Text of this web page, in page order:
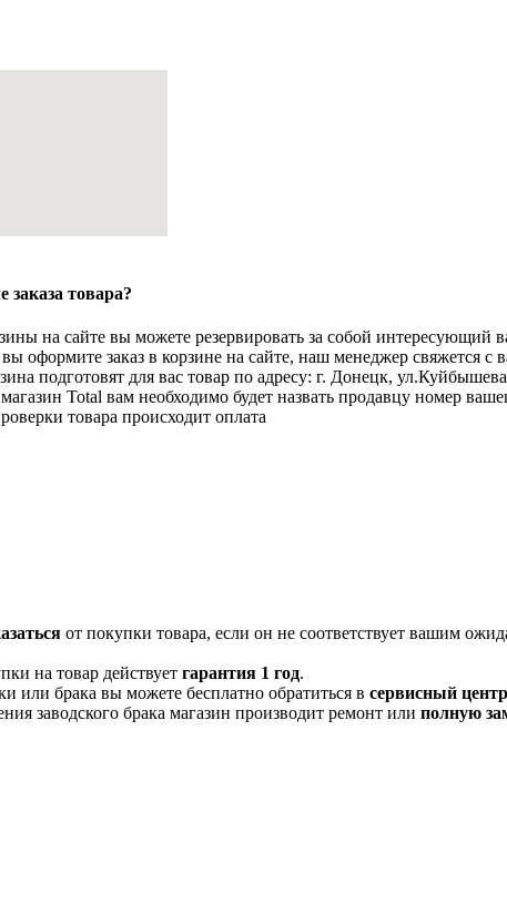
заказа товара?
на сайте вы можете резервировать за собой интересующий
оформите заказ в корзине на сайте, наш менеджер свяжется с
подготовят для вас товар по адресу: г. Донецк,
Total вам необходимо будет назвать продавцу номер
товара происходит оплата
от покупки товара, если он не соответствует вашим
на товар действует гарантия 1 год.
или брака вы можете бесплатно обратиться в сервисный
заводского брака магазин производит ремонт или полную